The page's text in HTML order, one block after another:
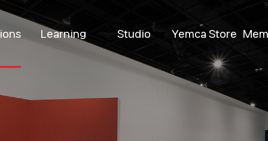
Learning Studio Yemca Store
Yemca Shop
Pop-up